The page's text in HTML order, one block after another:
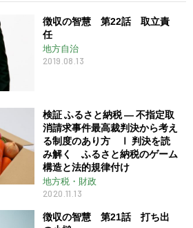
徴収の智慧 第22話 取立責
任
地方自治
2019.08.13
検証 ふるさと納税 ― 不指定取
消請求事件最高裁判決から考え
る制度のあり方 Ⅰ 判決を読
み解く ふるさと納税のゲーム
構造と法的規律付け
地方税・財政
2020.11.13
徴収の智慧 第21話 打ち出